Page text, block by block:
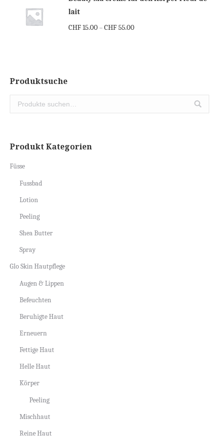
lait
CHF15.00–CHF55.00
Produktsuche
Produkt Kategorien
Füsse
Fussbad
Lotion
Peeling
Shea Butter
Spray
Glo Skin Hautpflege
Augen & Lippen
Befeuchten
Beruhigte Haut
Erneuern
Fettige Haut
Helle Haut
Körper
Peeling
Mischhaut
Reine Haut